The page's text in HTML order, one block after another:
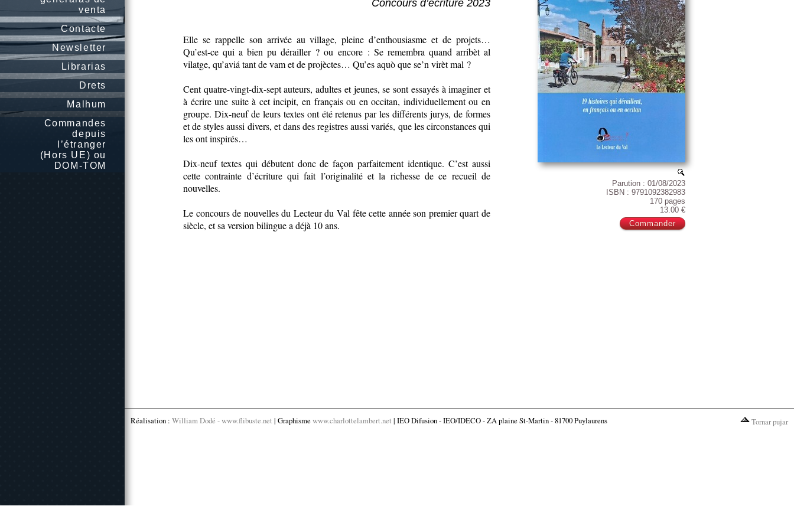
venta
Contacte
Newsletter
Librarias
Drets
Malhum
Commandes
depuis
l’étranger
(Hors UE) ou
DOM-TOM
Parution : 01/08/2023
ISBN : 9791092382983
170 pages
13.00 €
Concours d’écriture 2023
Elle se rappelle son arrivée au village, pleine d’enthousiasme et de projets…
Qu’est-ce qui a bien pu dérailler ? ou encore : Se remembra quand arribèt al
vilatge, qu’aviá tant de vam et de projèctes… Qu’es aquò que se’n virèt mal ?
Cent quatre-vingt-dix-sept auteurs, adultes et jeunes, se sont essayés à imaginer et
à écrire une suite à cet incipit, en français ou en occitan, individuellement ou en
groupe. Dix-neuf de leurs textes ont été retenus par les différents jurys, de formes
et de styles aussi divers, et dans des registres aussi variés, que les circonstances qui
les ont inspirés…
Dix-neuf textes qui débutent donc de façon parfaitement identique. C’est aussi
cette contrainte d’écriture qui fait l’originalité et la richesse de ce recueil de
nouvelles.
Le concours de nouvelles du Lecteur du Val fête cette année son premier quart de
siècle, et sa version bilingue a déjà 10 ans.
Réalisation : William Dodé - www.flibuste.net | Graphisme www.charlottelambert.net | IEO Difusion - IEO/IDECO - ZA plaine St-Martin - 81700 Puylaurens Tornar pujar